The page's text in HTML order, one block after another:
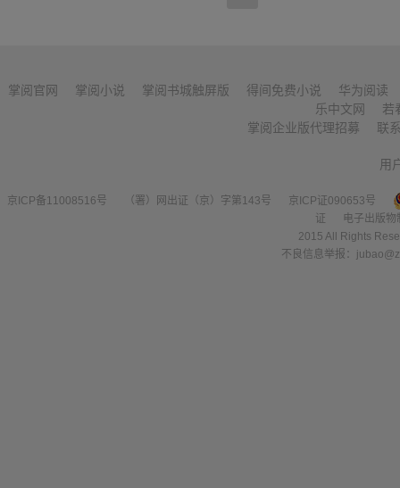
掌阅官网 掌阅小说 掌阅书城触屏版 得间免费小说
华为阅读
乐中文网
若
掌阅企业版代理招募
联
用
京ICP备11008516号 （署）网出证（京）字第143号
京ICP证090653号
证
电子出版
2015 All Rights
不良信息举报：